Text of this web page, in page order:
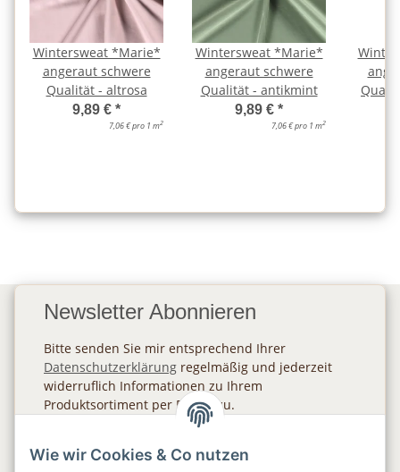
Wintersweat *Marie*
angeraut schwere
Qualität - altrosa
9,89 € *
7,06 € pro 1 m2
Wintersweat *Marie*
angeraut schwere
Qualität - antikmint
9,89 € *
7,06 € pro 1 m2
Newsletter Abonnieren
Bitte senden Sie mir entsprechend Ihrer
Datenschutzerklärung regelmäßig und jederzeit
widerruflich Informationen zu Ihrem
Produktsortiment per E-Mail zu.
Wie wir Cookies & Co nutzen